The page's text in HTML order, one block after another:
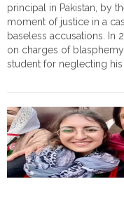
principal in Pakistan, by
moment of justice in a
baseless accusations. In
on charges of
student for neglecting his
school
principal
arrested
&
jailed
in